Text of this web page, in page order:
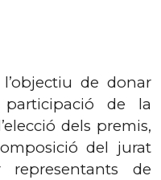
de donar
de la
dels premis,
del jurat
de